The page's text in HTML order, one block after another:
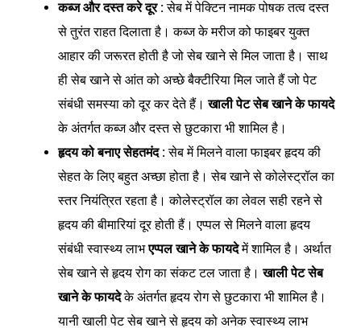
कब्ज और दस्त करे दूर :सेब में पेक्टिन नामक पोषक तत्व दस्त
से तुरंत राहत दिलाता है। कब्ज के मरीज को फाइबर युक्त
आहार की जरूरत होती है जो सेब खाने से मिल जाता है। साथ
ही सेब खाने से आंत को अच्छे बैक्टीरिया मिल जाते हैं जो पेट
संबंधी समस्या को दूर कर देते हैं।खाली पेट सेब खाने के फायदे
के अंतर्गत कब्ज और दस्त से छुटकारा भी शामिल है।
हृदय को बनाए सेहतमंद :सेब में मिलने वाला फाइबर हृदय की
सेहत के लिए बहुत अच्छा होता है। सेब खाने से कोलेस्ट्रॉल का
स्तर नियंत्रित रहता है। कोलेस्ट्रॉल का लेवल सही रहने से
हृदय की बीमारियां दूर होती हैं। एप्पल से मिलने वाला हृदय
संबंधी स्वास्थ्य लाभएप्पल खाने के फायदेमें शामिल है। अर्थात
सेब खाने से हृदय रोग का संकट टल जाता है।खाली पेट सेब
खाने के फायदेके अंतर्गत हृदय रोग से छुटकारा भी शामिल है।
यानी खाली पेट सेब खाने से हृदय को अनेक स्वास्थ्य लाभ